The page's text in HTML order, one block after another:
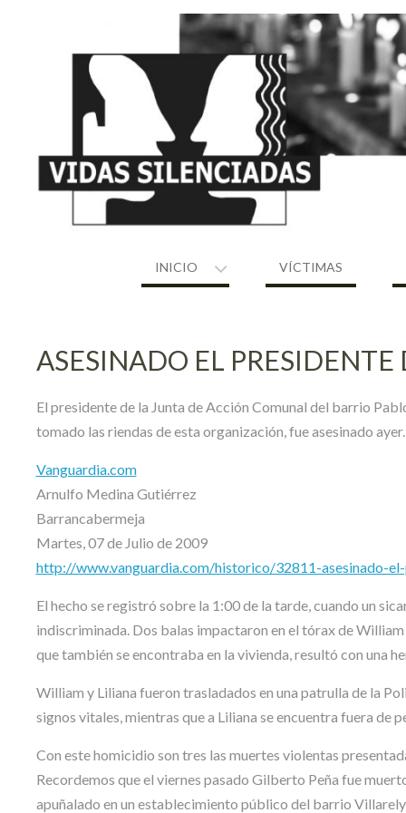
INICIO VÍCTIMAS
ASESINADO EL
El presidente de la Junta de Acción Comunal del barrio
tomado las riendas de esta organización, fue asesinado ayer.
Vanguardia.com
Arnulfo Medina Gutiérrez
Barrancabermeja
Martes, 07 de Julio de 2009
http://www.vanguardia.com/historico/32811-asesinado-
El hecho se registró sobre la 1:00 de la tarde, cuando un
indiscriminada. Dos balas impactaron en el tórax de
que también se encontraba en la vivienda, resultó con una
William y Liliana fueron trasladados en una patrulla de la
signos vitales, mientras que a Liliana se encuentra fuera de
Con este homicidio son tres las muertes violentas
Recordemos que el viernes pasado Gilberto Peña fue
apuñalado en un establecimiento público del barrio